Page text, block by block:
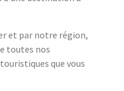
et par notre région,
toutes nos
que vous